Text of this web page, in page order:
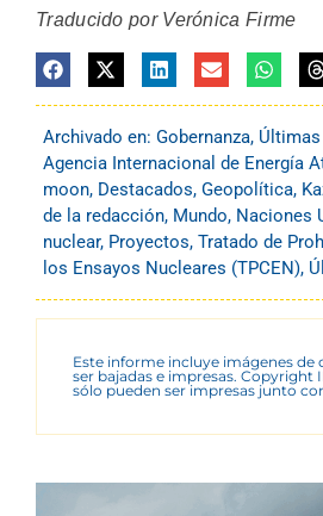
Traducido por Verónica Firme
Archivado en: Gobernanza,
Agencia Internacional de Energía
moon, Destacados, Geopolítica,
de la redacción, Mundo, Naciones
nuclear, Proyectos, Tratado de
los Ensayos Nucleares (TPCEN),
Este informe incluye imágenes de
ser bajadas e impresas. Copyright
sólo pueden ser impresas junto